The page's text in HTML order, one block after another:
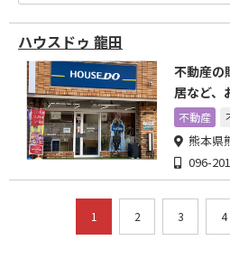
ハウスドゥ 龍田
不動産の
居など、
に!
不動産
熊本県
096-
1 2 3 4